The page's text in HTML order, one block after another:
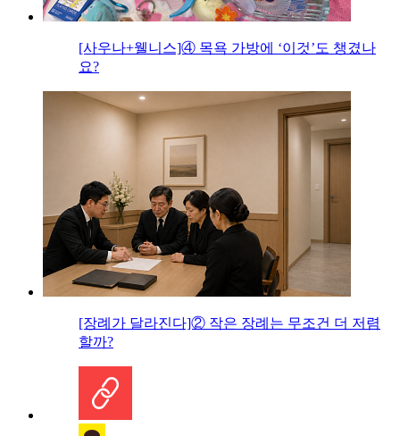
[사우나+웰니스]④ 목욕 가방에 ‘이것’도 챙겼나
요?
[장례가 달라진다]② 작은 장례는 무조건 더 저렴
할까?